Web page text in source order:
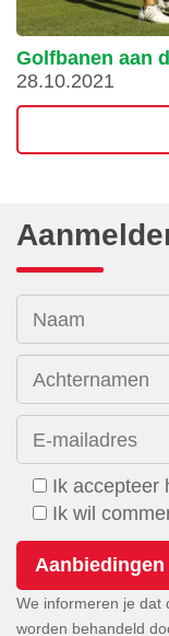
Golfbanen aan
28.10.2021
Naam
Achternamen
E-mailadres
Ik accepteer
Ik wil
We informeren je dat
worden behandeld